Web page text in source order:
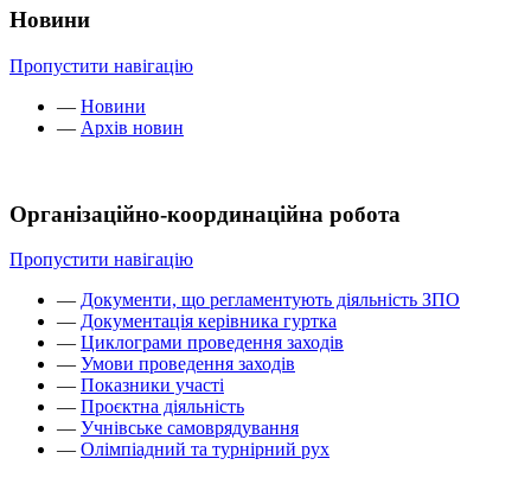
Новини
Пропустити навігацію
— Новини
— Архів новин
Організаційно-координаційна робота
Пропустити навігацію
— Документи, що регламентують діяльність ЗПО
— Документація керівника гуртка
— Циклограми проведення заходів
— Умови проведення заходів
— Показники участі
— Проєктна діяльність
— Учнівське самоврядування
— Олімпіадний та турнірний рух